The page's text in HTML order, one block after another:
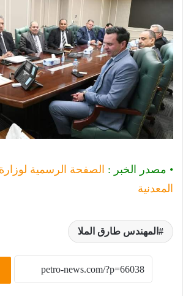
• مصدر الخبر : الصفحة الرسمية لوزارة
المعدنية
المهندس طارق الملا